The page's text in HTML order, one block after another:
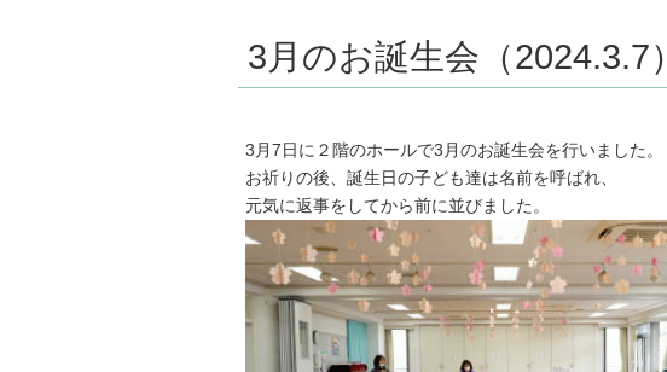
3月のお誕生会（2024.3.7）
3月7日に２階のホールで3月のお誕生会を行いました。
お祈りの後、誕生日の子ども達は名前を呼ばれ、
元気に返事をしてから前に並びました。